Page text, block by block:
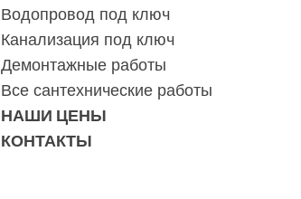
Водопровод под ключ
Канализация под ключ
Демонтажные работы
Все сантехнические работы
НАШИ ЦЕНЫ
КОНТАКТЫ